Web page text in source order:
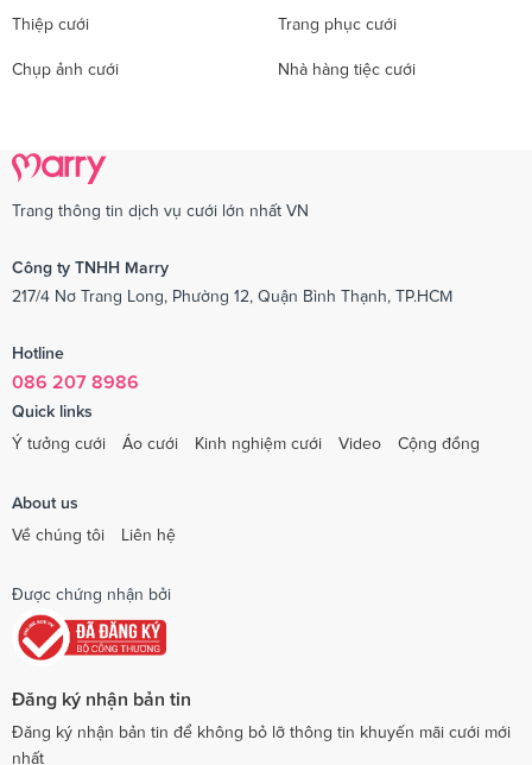
Thiệp cưới Trang phục cưới
Chụp ảnh cưới Nhà hàng tiệc cưới
Trang thông tin dịch vụ cưới lớn nhất VN
Công ty TNHH Marry
217/4 Nơ Trang Long, Phường 12, Quận Bình Thạnh, TP.HCM
Hotline
086 207 8986
Quick links
Ý tưởng cưới
Áo cưới Kinh nghiệm cưới Video Cộng đồng
About us
Về chúng tôi
Liên hệ
Được chứng nhận bởi
Đăng ký nhận bản tin
Đăng ký nhận bản tin để không bỏ lỡ thông tin khuyến mãi cưới mới
nhất